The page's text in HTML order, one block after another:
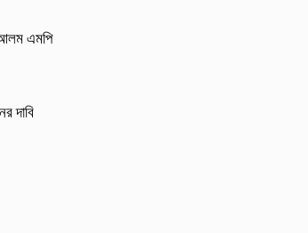
আলম এমপি
দাবি